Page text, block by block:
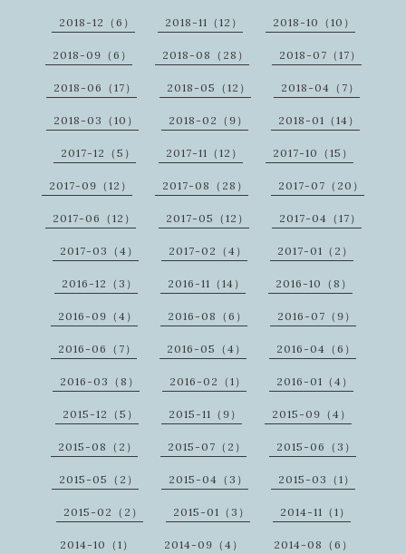
2018-12（6） 2018-11（12） 2018-10（10）
2018-09（6） 2018-08（28） 2018-07（17）
2018-06（17） 2018-05（12） 2018-04（7）
2018-03（10） 2018-02（9） 2018-01（14）
2017-12（5） 2017-11（12） 2017-10（15）
2017-09（12） 2017-08（28） 2017-07（20）
2017-06（12） 2017-05（12） 2017-04（17）
2017-03（4） 2017-02（4） 2017-01（2）
2016-12（3） 2016-11（14） 2016-10（8）
2016-09（4） 2016-08（6） 2016-07（9）
2016-06（7） 2016-05（4） 2016-04（6）
2016-03（8） 2016-02（1） 2016-01（4）
2015-12（5） 2015-11（9） 2015-09（4）
2015-08（2） 2015-07（2） 2015-06（3）
2015-05（2） 2015-04（3） 2015-03（1）
2015-02（2） 2015-01（3） 2014-11（1）
2014-10（1） 2014-09（4） 2014-08（6）